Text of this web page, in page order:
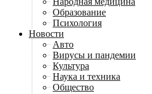
Образование
Психология
Новости
Авто
Вирусы и пандемии
Культура
Наука и техника
Общество